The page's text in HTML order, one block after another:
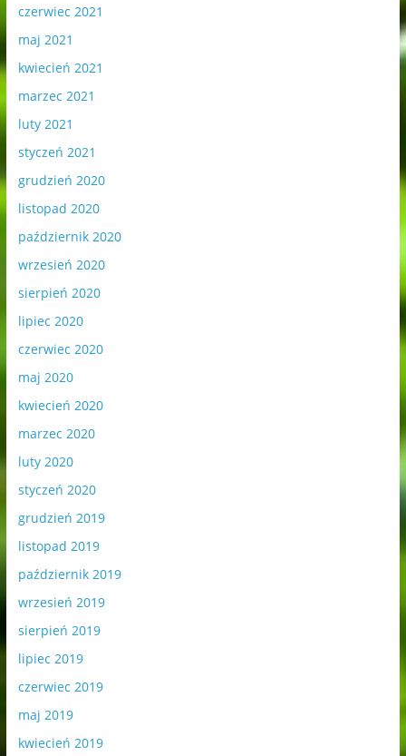
czerwiec 2021
maj 2021
kwiecień 2021
marzec 2021
luty 2021
styczeń 2021
grudzień 2020
listopad 2020
październik 2020
wrzesień 2020
sierpień 2020
lipiec 2020
czerwiec 2020
maj 2020
kwiecień 2020
marzec 2020
luty 2020
styczeń 2020
grudzień 2019
listopad 2019
październik 2019
wrzesień 2019
sierpień 2019
lipiec 2019
czerwiec 2019
maj 2019
kwiecień 2019